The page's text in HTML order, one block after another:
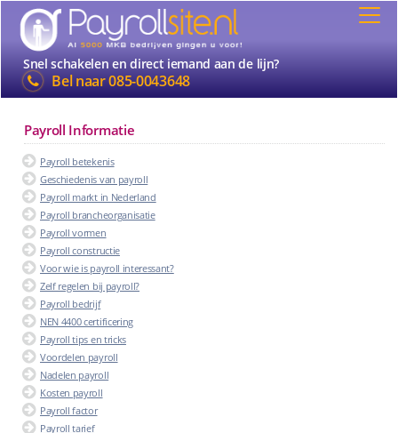
Snel schakelen en direct iemand aan de lijn?
Bel naar085-0043648
Payroll Informatie
Payroll betekenis
Geschiedenis van payroll
Payroll markt in Nederland
Payroll brancheorganisatie
Payroll vormen
Payroll constructie
Voor wie is payroll interessant?
Zelf regelen bij payroll?
Payroll bedrijf
NEN 4400 certificering
Payroll tips en tricks
Voordelen payroll
Nadelen payroll
Kosten payroll
Payroll factor
Payroll tarief